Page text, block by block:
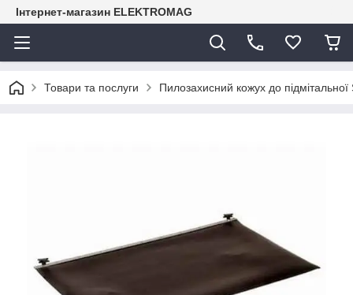
Інтернет-магазин ELEKTROMAG
Товари та послуги Пилозахисний кожух до